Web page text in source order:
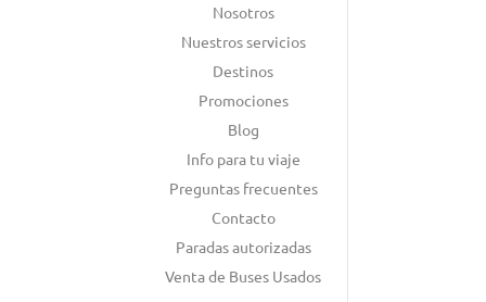
Nosotros
Nuestros servicios
Destinos
Promociones
Blog
Info para tu viaje
Preguntas frecuentes
Contacto
Paradas autorizadas
Venta de Buses Usados